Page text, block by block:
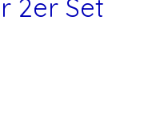
2er Set